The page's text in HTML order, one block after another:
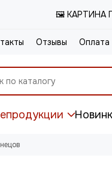
🖼️ КАРТИНА
Отзывы Оплата